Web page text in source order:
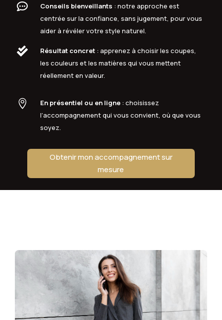
 Conseils bienveillants : notre approche est
centrée sur la confiance, sans jugement, pour vous
aider à révéler votre style naturel.
 Résultat concret: apprenez à choisir les coupes,
les couleurs et les matières qui vous mettent
réellement en valeur.
 En présentiel ou en ligne: choisissez
l’accompagnement qui vous convient, où que vous
soyez.
Obtenir mon accompagnement sur
mesure